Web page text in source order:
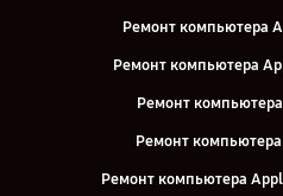
Ремонт компьютера
Ремонт компьютера
Ремонт
Ремонт
Ремонт компьютера